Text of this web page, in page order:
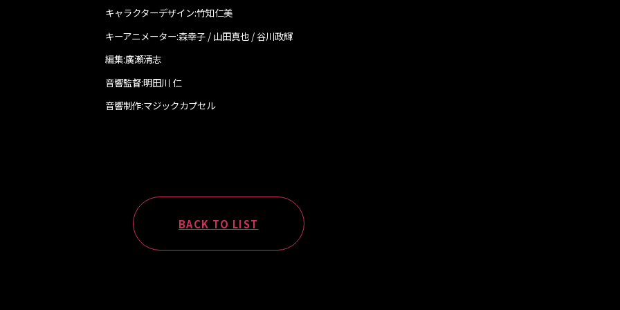
キャラクターデザイン:竹知仁美
キーアニメーター:森幸子 / 山田真也 / 谷川政輝
編集:廣瀬清志
音響監督:明田川 仁
音響制作:マジックカプセル
BACK TO LIST